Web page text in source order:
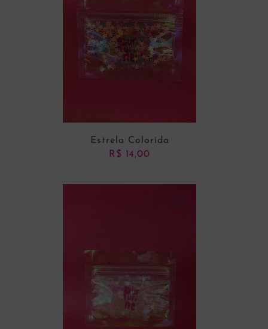
Estrela Colorida
R$ 14,00